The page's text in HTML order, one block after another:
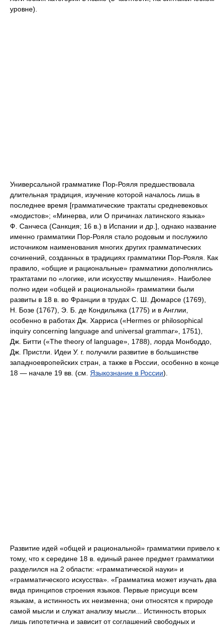
уровне).
Универсальной грамматике Пор-Рояля предшествовала
длительная традиция, изучение которой началось лишь в
последнее время [грамматические трактаты средневековых
«модистов»; «Минерва, или О причинах латинского языка»
Ф. Санчеса (Санкция; 16 в.) в Испании и др.], однако название
именно грамматики Пор-Рояля стало родовым и послужило
источником наименования многих других грамматических
сочинений, созданных в традициях грамматики Пор-Рояля. Как
правило, «общие и рациональные» грамматики дополнялись
трактатами по «логике, или искусству мышления». Наиболее
полно идеи «общей и рациональной» грамматики были
развиты в 18 в. во Франции в трудах С. Ш. Дюмарсе (1769),
Н. Бозе (1767), Э. Б. де Кондильяка (1775) и в Англии,
особенно в работах Дж. Харриса («Hermes or philosophical
inquiry concerning language and universal grammar» , 1751),
Дж. Битти («The theory of language» , 1788), лорда Монбоддо,
Дж. Пристли. Идеи У. г. получили развитие в большинстве
западноевропейских стран, а также в России, особенно в конце
18 — начале 19 вв. (см. Языкознание в России).
Развитие идей «общей и рациональной» грамматики привело к
тому, что к середине 18 в. единый ранее предмет грамматики
разделился на 2 области: «грамматической науки» и
«грамматического искусства». «Грамматика может изучать два
вида принципов строения языков. Первые присущи всем
языкам, а истинность их неизменна; они относятся к природе
самой мысли и служат анализу мысли... Истинность вторых
лишь гипотетична и зависит от соглашений свободных и